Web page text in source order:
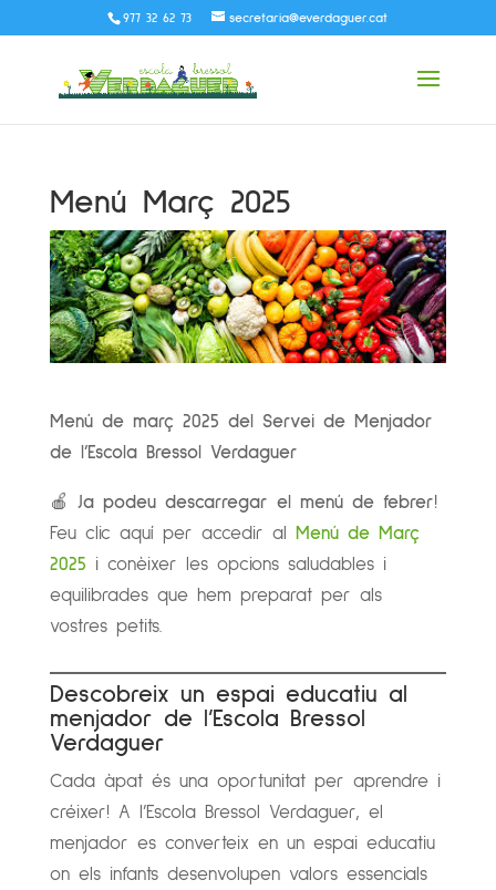
977 32 62 73 secretaria@everdaguer.cat
Menú Març 2025
Menú de març 2025 del Servei de Menjador
de l’Escola Bressol Verdaguer
🍎 Ja podeu descarregar el menú de febrer!
Feu clic aquí per accedir al
Menú de Març
2025 i conèixer les opcions saludables i
equilibrades que hem preparat per als
vostres petits.
Descobreix un espai educatiu al
menjador de l’Escola Bressol
Verdaguer
Cada àpat és una oportunitat per aprendre i
créixer! A l’Escola Bressol Verdaguer, el
menjador es converteix en un espai educatiu
on els infants desenvolupen valors essencials